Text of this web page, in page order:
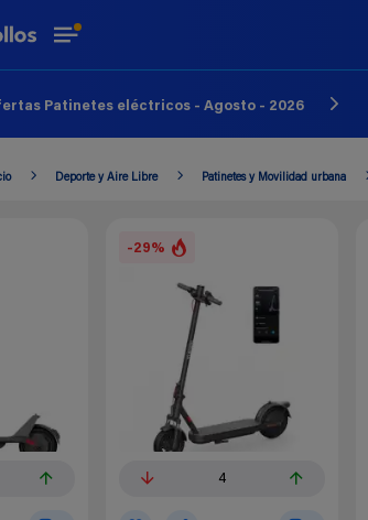
Patinetes eléctricos - Agosto - 2026
Deporte y Aire Libre Patinetes y Movilidad urbana
-29%
4